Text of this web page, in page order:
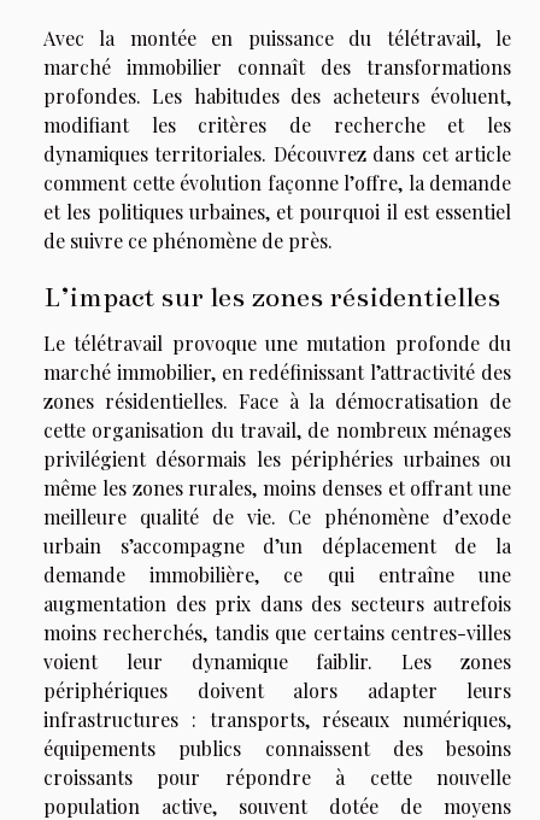
Avec la montée en puissance du télétravail, le
marché immobilier connaît des transformations
profondes. Les habitudes des acheteurs évoluent,
modifiant les critères de recherche et les
dynamiques territoriales. Découvrez dans cet article
comment cette évolution façonne l’offre, la demande
et les politiques urbaines, et pourquoi il est essentiel
de suivre ce phénomène de près.
L’impact sur les zones résidentielles
Le télétravail provoque une mutation profonde du
marché immobilier, en redéfinissant l’attractivité des
zones résidentielles. Face à la démocratisation de
cette organisation du travail, de nombreux ménages
privilégient désormais les périphéries urbaines ou
même les zones rurales, moins denses et offrant une
meilleure qualité de vie. Ce phénomène d’exode
urbain s’accompagne d’un déplacement de la
demande immobilière, ce qui entraîne une
augmentation des prix dans des secteurs autrefois
moins recherchés, tandis que certains centres-villes
voient leur dynamique faiblir. Les zones
périphériques doivent alors adapter leurs
infrastructures : transports, réseaux numériques,
équipements publics connaissent des besoins
croissants pour répondre à cette nouvelle
population active, souvent dotée de moyens